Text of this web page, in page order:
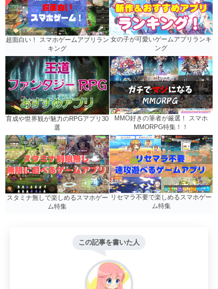
超面白い！ スマホゲームアプリラン
キング
女の子が可愛いゲームアプリランキ
ング
育成や世界観が魅力のRPGアプリ30
選
MMO好きの筆者が厳選！ スマホ
MMORPG特集！！
スタミナ無しで楽しめるスマホゲー
ム特集
リセマラ不要で楽しめるスマホゲー
ム特集
この記事を書いた人